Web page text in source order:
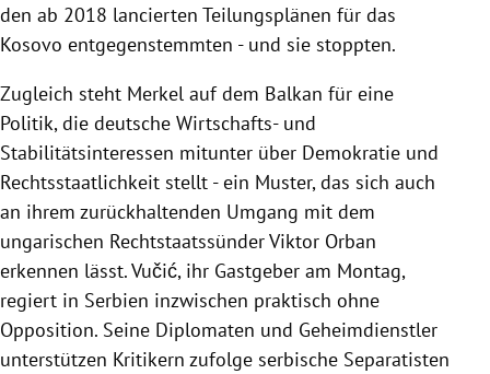
den ab 2018 lancierten Teilungsplänen für das
Kosovo entgegenstemmten - und sie stoppten.
Zugleich steht Merkel auf dem Balkan für eine
Politik, die deutsche Wirtschafts- und
Stabilitätsinteressen mitunter über Demokratie und
Rechtsstaatlichkeit stellt - ein Muster, das sich auch
an ihrem zurückhaltenden Umgang mit dem
ungarischen Rechtstaatssünder Viktor Orban
erkennen lässt. Vučić, ihr Gastgeber am Montag,
regiert in Serbien inzwischen praktisch ohne
Opposition. Seine Diplomaten und Geheimdienstler
unterstützen Kritikern zufolge serbische Separatisten